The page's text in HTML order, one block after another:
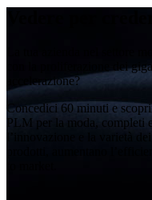
La tua azienda nel settore
con la proliferazione dei
accelerazione?
Concedici 60 minuti e
PLM per la moda, completi
l’innovazione e la varietà
prodotti, aumentano